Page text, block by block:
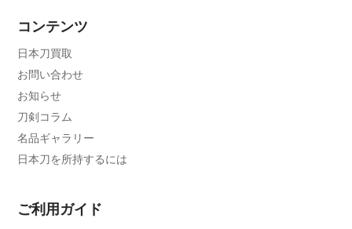
コンテンツ
日本刀買取
お問い合わせ
お知らせ
刀剣コラム
名品ギャラリー
日本刀を所持するには
ご利用ガイド